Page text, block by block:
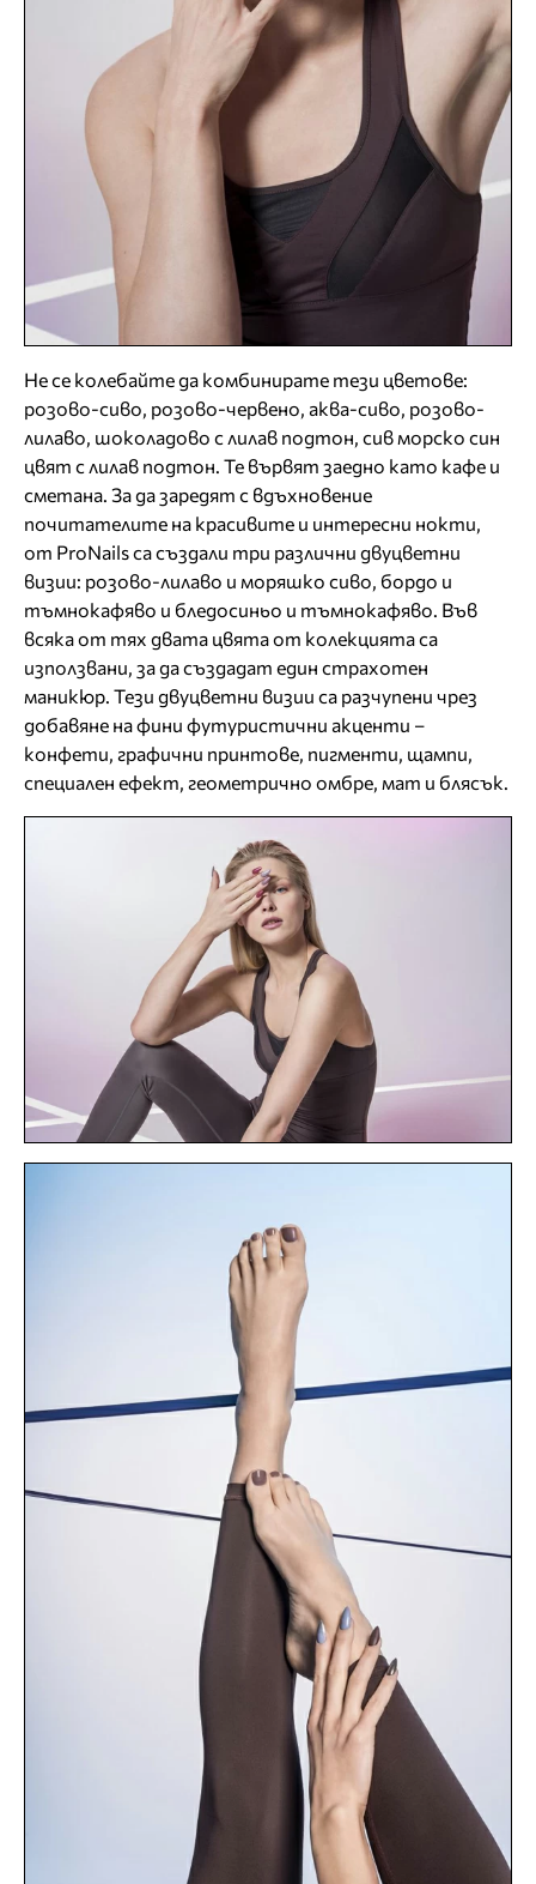
Не се колебайте да комбинирате тези цветове:
розово-сиво, розово-червено, аква-сиво, розово-
лилаво, шоколадово с лилав подтон, сив морско син
цвят с лилав подтон. Те вървят заедно като кафе и
сметана. За да заредят с вдъхновение
почитателите на красивите и интересни нокти,
от ProNails са създали три различни двуцветни
визии: розово-лилаво и моряшко сиво, бордо и
тъмнокафяво и бледосиньо и тъмнокафяво. Във
всяка от тях двата цвята от колекцията са
използвани, за да създадат един страхотен
маникюр. Тези двуцветни визии са разчупени чрез
добавяне на фини футуристични акценти –
конфети, графични принтове, пигменти, щампи,
специален ефект, геометрично омбре, мат и блясък.